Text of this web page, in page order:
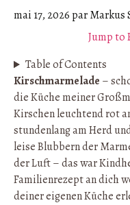
mai 17, 2026parMarkus
Jump to
Table of Contents
Kirschmarmelade –
die Küche meiner
Kirschen leuchtend rot
stundenlang am Herd
leise Blubbern der
der Luft – das war
Familienrezept an dich
deiner eigenen Küche